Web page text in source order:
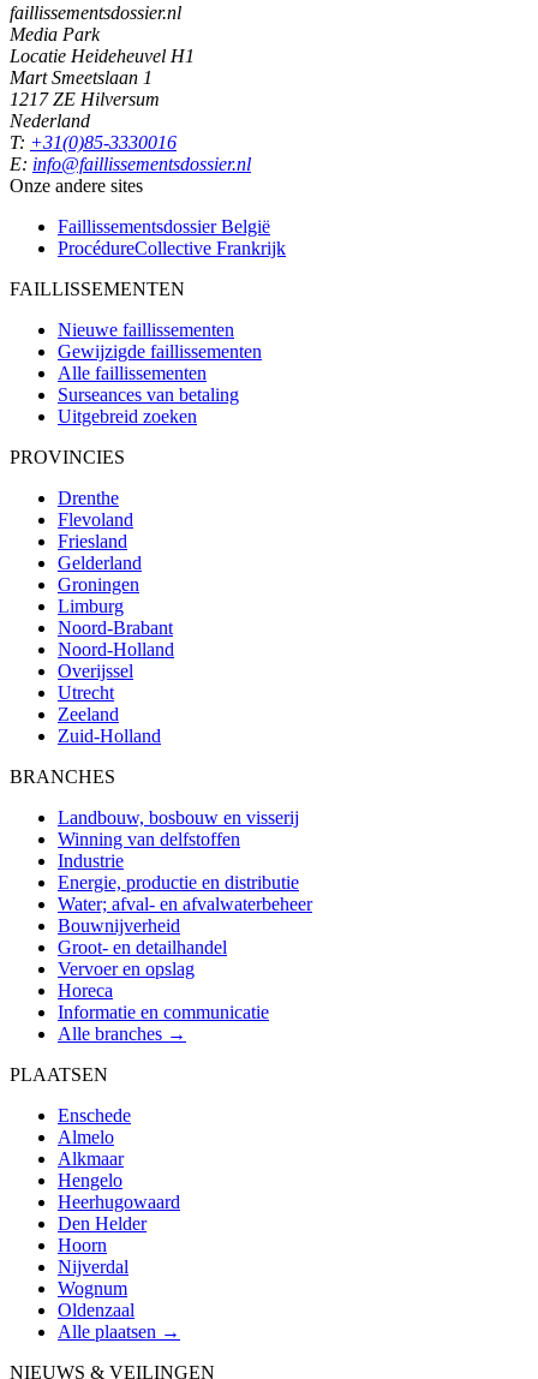
faillissementsdossier.nl
Media Park
Locatie Heideheuvel H1
Mart Smeetslaan 1
1217 ZE Hilversum
Nederland
T: +31(0)85-3330016
E: info@faillissementsdossier.nl
Onze andere sites
Faillissementsdossier België
ProcédureCollective Frankrijk
FAILLISSEMENTEN
Nieuwe faillissementen
Gewijzigde faillissementen
Alle faillissementen
Surseances van betaling
Uitgebreid zoeken
PROVINCIES
Drenthe
Flevoland
Friesland
Gelderland
Groningen
Limburg
Noord-Brabant
Noord-Holland
Overijssel
Utrecht
Zeeland
Zuid-Holland
BRANCHES
Landbouw, bosbouw en visserij
Winning van delfstoffen
Industrie
Energie, productie en distributie
Water; afval- en afvalwaterbeheer
Bouwnijverheid
Groot- en detailhandel
Vervoer en opslag
Horeca
Informatie en communicatie
Alle branches →
PLAATSEN
Enschede
Almelo
Alkmaar
Hengelo
Heerhugowaard
Den Helder
Hoorn
Nijverdal
Wognum
Oldenzaal
Alle plaatsen →
NIEUWS & VEILINGEN